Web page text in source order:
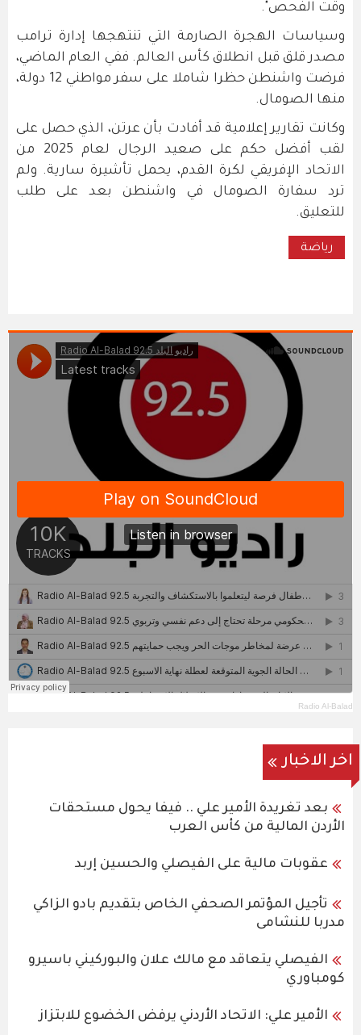
وقت الفحص".
وسياسات الهجرة الصارمة التي تنتهجها إدارة ترامب
مصدر ​قلق قبل انطلاق كأس العالم. ففي العام ​الماضي،
فرضت ⁠واشنطن حظرا شاملا على سفر مواطني 12 دولة،
منها الصومال.
وكانت تقارير إعلامية قد أفادت بأن عرتن، الذي حصل على
لقب ⁠أفضل ​حكم على صعيد الرجال لعام 2025 ​من
الاتحاد الإفريقي لكرة القدم، يحمل تأشيرة سارية. ولم
ترد سفارة الصومال في ​واشنطن بعد على طلب
للتعليق.
رياضة
Radio Al-Balad
اخر الاخبار
بعد تغريدة الأمير علي .. فيفا يحول مستحقات
الأردن المالية من كأس العرب
عقوبات مالية على الفيصلي والحسين إربد
تأجيل المؤتمر الصحفي الخاص بتقديم بادو الزاكي
مدربا للنشامى
الفيصلي يتعاقد مع مالك علان والبوركيني باسيرو
كومباوري
الأمير علي: الاتحاد الأردني يرفض الخضوع للابتزاز